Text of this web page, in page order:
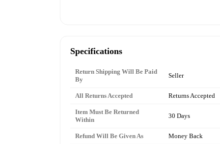
Specifications
Return Shipping Will Be Paid
By
Seller
All Returns Accepted Returns Accepted
Item Must Be Returned
Within
30 Days
Refund Will Be Given As Money Back